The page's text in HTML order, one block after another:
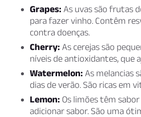
Grapes: As uvas são frutas
para fazer vinho. Contêm
contra doenças.
Cherry: As cerejas são
níveis de antioxidantes, que
Watermelon: As melancias
dias de verão. São ricas em
Lemon: Os limões têm
adicionar sabor. São uma